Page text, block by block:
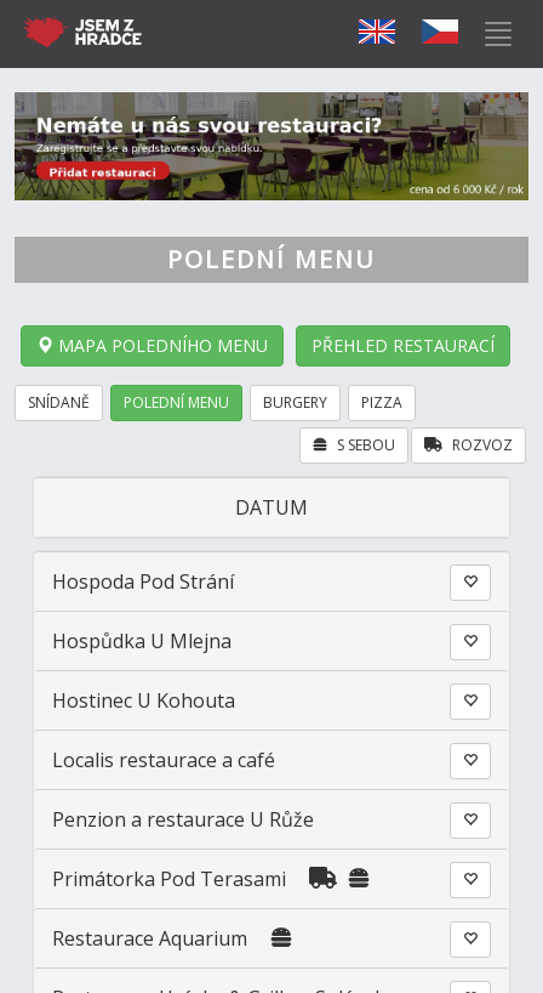
POLEDNÍ MENU
MAPA POLEDNÍHO MENU PŘEHLED RESTAURACÍ
SNÍDANĚ POLEDNÍ MENU BURGERY PIZZA
ROZVOZ
S SEBOU
DATUM
Hospoda Pod Strání
Hospůdka U Mlejna
Hostinec U Kohouta
Localis restaurace a café
Penzion a restaurace U Růže
Primátorka Pod Terasami
Restaurace Aquarium